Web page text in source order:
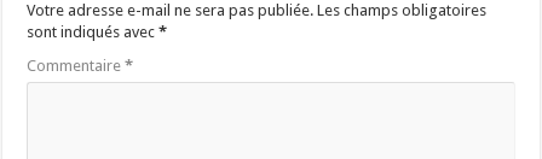
Votre adresse e-mail ne sera pas publiée. Les champs obligatoires
sont indiqués avec*
Commentaire*